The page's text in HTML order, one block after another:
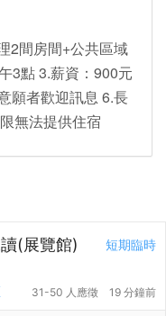
2間房間+公共區域
3點 3.薪資：900元
願者歡迎訊息 6.長
無法提供住宿
短期臨時
(展覽館)
31-50 人應徵 19 分鐘前